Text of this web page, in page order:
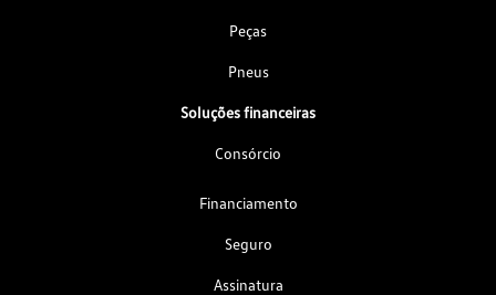
Peças
Pneus
Soluções financeiras
Consórcio
Financiamento
Seguro
Assinatura